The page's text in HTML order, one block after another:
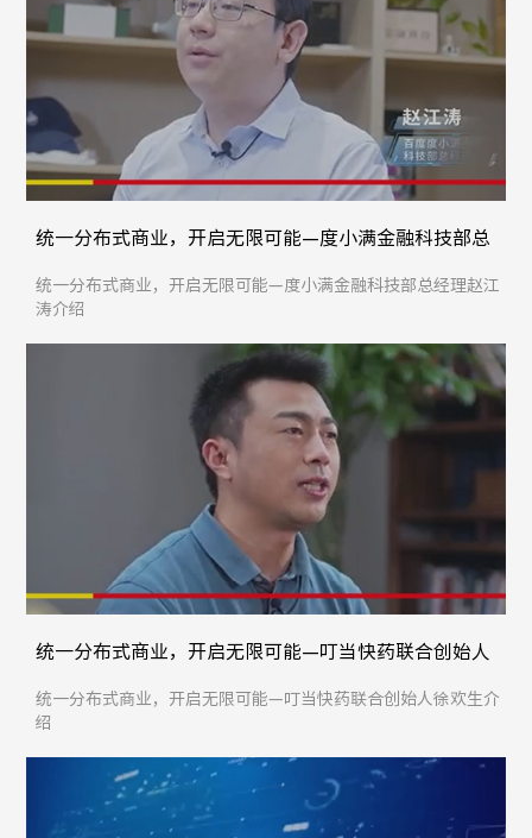
统一分布式商业，开启无限可能—度小满金融科技部总
经理赵江涛介绍
统一分布式商业，开启无限可能—度小满金融科技部总经理赵江
涛介绍
统一分布式商业，开启无限可能—叮当快药联合创始人
徐欢生介绍
统一分布式商业，开启无限可能—叮当快药联合创始人徐欢生介
绍